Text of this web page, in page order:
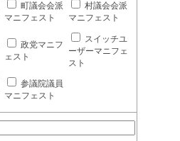
町議会会派
マニフェスト
村議会会派
マニフェスト
政党マニフ
ェスト
スイッチユ
ーザーマニフェ
スト
参議院議員
マニフェスト